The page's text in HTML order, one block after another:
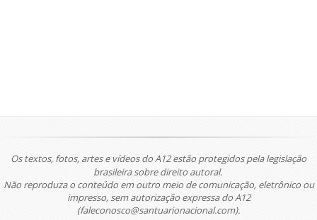
Os textos, fotos, artes e vídeos do A12 estão protegidos pela legislação
brasileira sobre direito autoral.
Não reproduza o conteúdo em outro meio de comunicação, eletrônico ou
impresso, sem autorização expressa do A12
(faleconosco@santuarionacional.com).